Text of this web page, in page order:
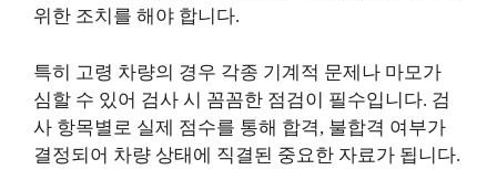
위한 조치를 해야 합니다.
특히 고령 차량의 경우 각종 기계적 문제나 마모가
심할 수 있어 검사 시 꼼꼼한 점검이 필수입니다. 검
사 항목별로 실제 점수를 통해 합격, 불합격 여부가
결정되어 차량 상태에 직결된 중요한 자료가 됩니다.